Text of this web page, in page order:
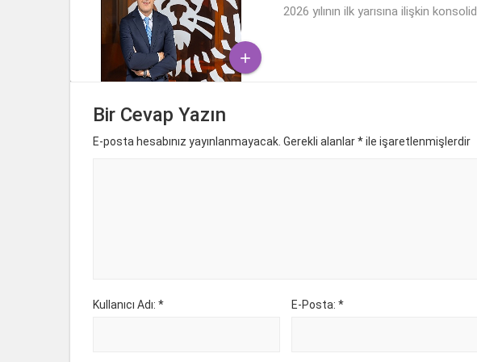

2026 yılının ilk yarısına ilişkin
Bir Cevap Yazın
E-posta hesabınız yayınlanmayacak. Gerekli alanlar*ile işaretlenmişlerdir
Kullanıcı Adı: * E-Posta: *